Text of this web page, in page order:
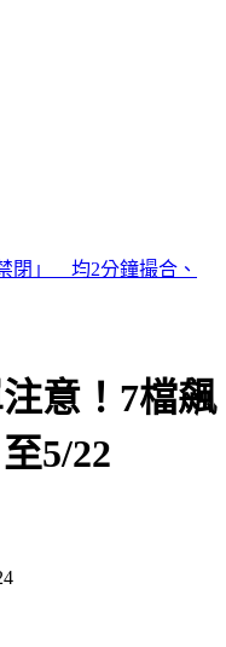
緊急升空」迎敵畫面
意！7檔飆
5/22